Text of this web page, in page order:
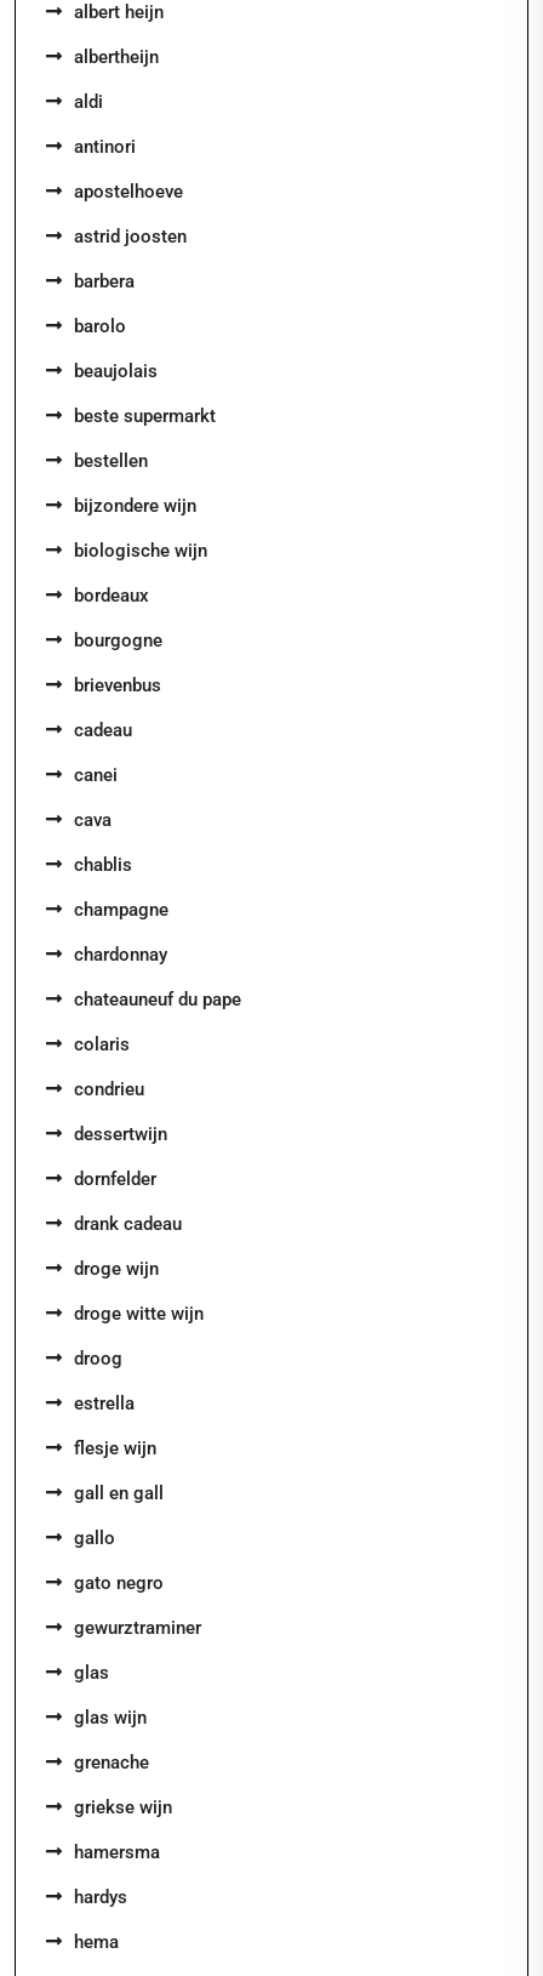
albert heijn
albertheijn
aldi
antinori
apostelhoeve
astrid joosten
barbera
barolo
beaujolais
beste supermarkt
bestellen
bijzondere wijn
biologische wijn
bordeaux
bourgogne
brievenbus
cadeau
canei
cava
chablis
champagne
chardonnay
chateauneuf du pape
colaris
condrieu
dessertwijn
dornfelder
drank cadeau
droge wijn
droge witte wijn
droog
estrella
flesje wijn
gall en gall
gallo
gato negro
gewurztraminer
glas
glas wijn
grenache
griekse wijn
hamersma
hardys
hema